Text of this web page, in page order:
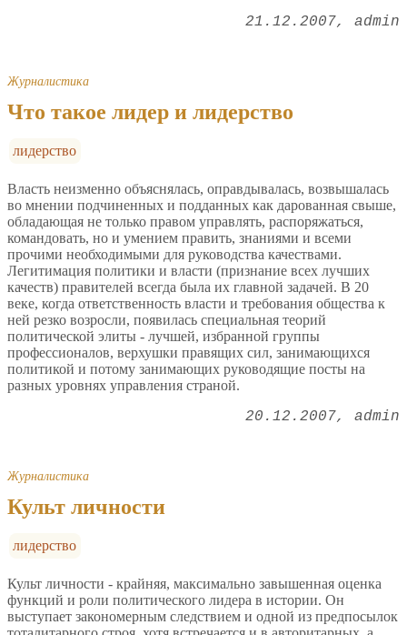
21.12.2007 admin
Журналистика
Что такое лидер и лидерство
лидерство
Власть неизменно объяснялась, оправдывалась, возвышалась
во мнении подчиненных и подданных как дарованная свыше,
обладающая не только правом управлять, распоряжаться,
командовать, но и умением править, знаниями и всеми
прочими необходимыми для руководства качествами.
Легитимация политики и власти (признание всех лучших
качеств) правителей всегда была их главной задачей. В 20
веке, когда ответственность власти и требования общества к
ней резко возросли, появилась специальная теорий
политической элиты - лучшей, избранной группы
профессионалов, верхушки правящих сил, занимающихся
политикой и потому занимающих руководящие посты на
разных уровнях управления страной.
20.12.2007 admin
Журналистика
Культ личности
лидерство
Культ личности - крайняя, максимально завышенная оценка
функций и роли политического лидера в истории. Он
выступает закономерным следствием и одной из предпосылок